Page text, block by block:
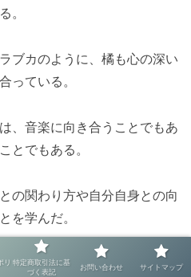
。
ブカのように、橘も心の深い
っている。
、音楽に向き合うことでもあ
とでもある。
の関わり方や自分自身との向
を学んだ。
勇気、そして自分の心に正直
リ 特定商取引法に基
づく表記
お問い合わせ サイトマップ